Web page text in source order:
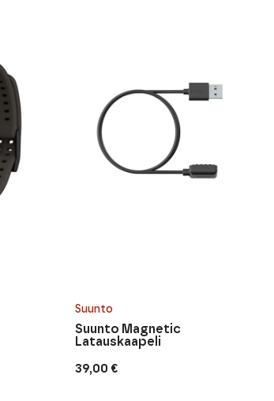
Suunto
39,00 €
Suunto Magnetic
Latauskaapeli